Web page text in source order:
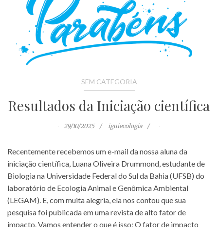
SEM CATEGORIA
Resultados da Iniciação científica
29/10/2025 iguiecologia
Recentemente recebemos um e-mail da nossa aluna da
iniciação científica, Luana Oliveira Drummond, estudante de
Biologia na Universidade Federal do Sul da Bahia (UFSB) do
laboratório de Ecologia Animal e Genômica Ambiental
(LEGAM). E, com muita alegria, ela nos contou que sua
pesquisa foi publicada em uma revista de alto fator de
impacto. Vamos entender o que é isso: O fator de impacto